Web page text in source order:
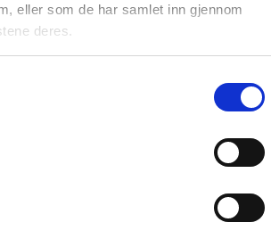
eller som de har samlet inn gjennom
deres.
AS